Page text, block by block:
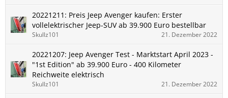
20221211: Preis Jeep Avenger kaufen: Erster
vollelektrischer Jeep-SUV ab 39.900 Euro bestellbar
Skullz101 21. Dezember 2022
20221207: Jeep Avenger Test - Marktstart April 2023 -
"1st Edition" ab 39.900 Euro - 400 Kilometer
Reichweite elektrisch
Skullz101 21. Dezember 2022